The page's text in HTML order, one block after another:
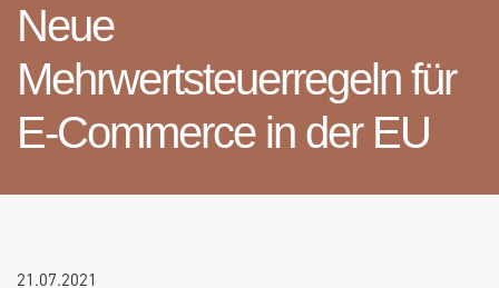
Neue
Mehrwertsteuerregeln für
E-Commerce in der EU
21.07.2021